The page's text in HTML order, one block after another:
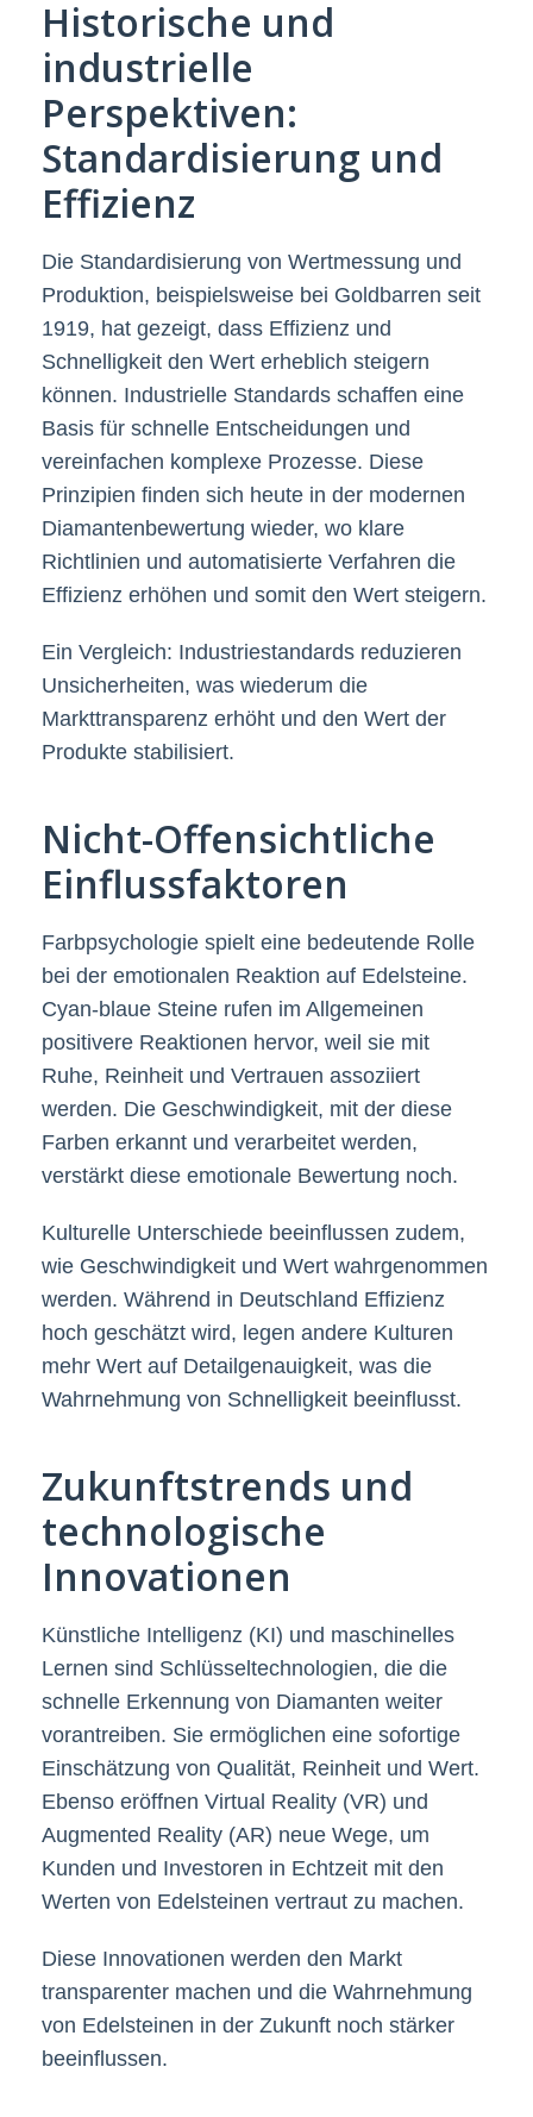
Historische und
industrielle
Perspektiven:
Standardisierung und
Effizienz
Die Standardisierung von Wertmessung und
Produktion, beispielsweise bei Goldbarren seit
1919, hat gezeigt, dass Effizienz und
Schnelligkeit den Wert erheblich steigern
können. Industrielle Standards schaffen eine
Basis für schnelle Entscheidungen und
vereinfachen komplexe Prozesse. Diese
Prinzipien finden sich heute in der modernen
Diamantenbewertung wieder, wo klare
Richtlinien und automatisierte Verfahren die
Effizienz erhöhen und somit den Wert steigern.
Ein Vergleich: Industriestandards reduzieren
Unsicherheiten, was wiederum die
Markttransparenz erhöht und den Wert der
Produkte stabilisiert.
Nicht-Offensichtliche
Einflussfaktoren
Farbpsychologie spielt eine bedeutende Rolle
bei der emotionalen Reaktion auf Edelsteine.
Cyan-blaue Steine rufen im Allgemeinen
positivere Reaktionen hervor, weil sie mit
Ruhe, Reinheit und Vertrauen assoziiert
werden. Die Geschwindigkeit, mit der diese
Farben erkannt und verarbeitet werden,
verstärkt diese emotionale Bewertung noch.
Kulturelle Unterschiede beeinflussen zudem,
wie Geschwindigkeit und Wert wahrgenommen
werden. Während in Deutschland Effizienz
hoch geschätzt wird, legen andere Kulturen
mehr Wert auf Detailgenauigkeit, was die
Wahrnehmung von Schnelligkeit beeinflusst.
Zukunftstrends und
technologische
Innovationen
Künstliche Intelligenz (KI) und maschinelles
Lernen sind Schlüsseltechnologien, die die
schnelle Erkennung von Diamanten weiter
vorantreiben. Sie ermöglichen eine sofortige
Einschätzung von Qualität, Reinheit und Wert.
Ebenso eröffnen Virtual Reality (VR) und
Augmented Reality (AR) neue Wege, um
Kunden und Investoren in Echtzeit mit den
Werten von Edelsteinen vertraut zu machen.
Diese Innovationen werden den Markt
transparenter machen und die Wahrnehmung
von Edelsteinen in der Zukunft noch stärker
beeinflussen.